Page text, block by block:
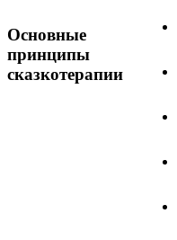
Основные
принципы
сказкотерапии